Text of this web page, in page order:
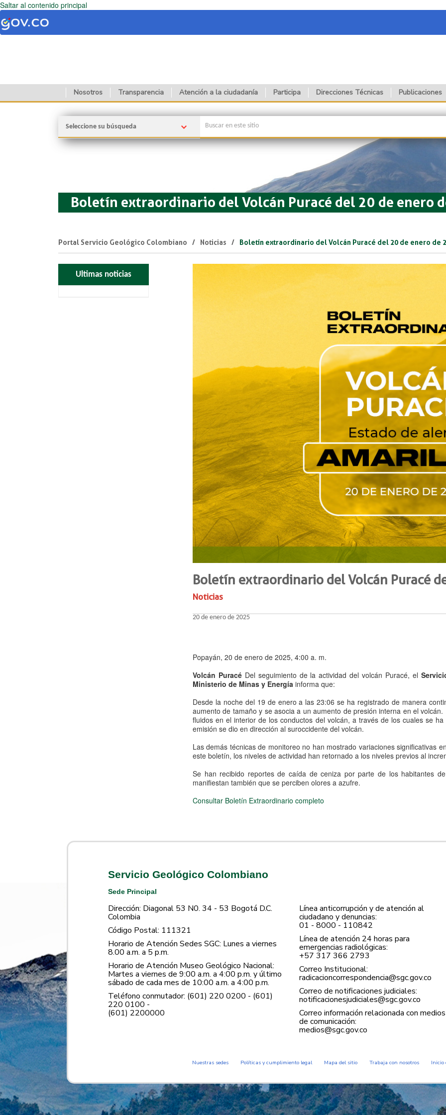
Saltar al contenido principal
Nosotros Transparencia Atención a la ciudadanía Participa Direcciones Técnicas Publicaciones
Seleccione su búsqueda
Boletín extraordinario del Volcán Puracé del 20 de enero
Portal Servicio Geológico Colombiano Noticias Boletín extraordinario del Volcán Puracé del 20 de enero de
Ultimas noticias
Boletín extraordinario del Volcán Puracé
Noticias
20 de enero de 2025
Popayán, 20 de enero de 2025, 4:00 a. m.
Volcán PuracéDel seguimiento de la actividad del volcán Puracé, el
Ministerio de Minas y Energía informa que:
Desde la noche del 19 de enero a las 23:06 se ha registrado de manera
aumento de tamaño y se asocia a un aumento de presión interna en el
fluidos en el interior de los conductos del volcán, a través de los cuales se
emisión se dio en dirección al suroccidente del volcán.
Las demás técnicas de monitoreo no han mostrado variaciones significativas
este boletín, los niveles de actividad han retornado a los niveles previos al
Se han recibido reportes de caída de ceniza por parte de los habitantes
manifiestan también que se perciben olores a azufre.
Consultar Boletín Extraordinario completo​
Servicio Geológico Colombiano
Sede Principal
Dirección: Diagonal 53 N0. 34 - 53 Bogotá D.C.
Colombia
Código Postal: 111321
Horario de Atención Sedes SGC: Lunes a viernes
8.00 a.m. a 5 p.m.
Horario de Atención Museo Geológico Nacional:
Martes a viernes de 9:00 a.m. a 4:00 p.m. y último
sábado de cada mes de 10:00 a.m. a 4:00 p.m.
Teléfono conmutador: (601) 220 0200 - (601)
220 0100 -
(601) 2200000
Línea anticorrupción y de atención al
ciudadano y denuncias:
01 - 8000 - 110842
Línea de atención 24 horas para
emergencias radiológicas:
+57 ​317 366 2793
Correo Institucional:
radicacioncorrespondencia@sgc.gov.co
Correo de notificaciones judiciales:
notificacionesjudiciales@sgc.gov.co
Correo información relacionada con medios
de comunicación:
medios@sgc.gov.co
Nuestras sedes Políticas y cumplimiento legal Mapa del sitio Trabaja con nosotros Inicio